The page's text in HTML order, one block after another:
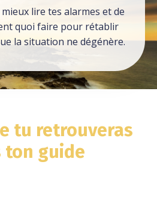
lire tes alarmes et de
quoi faire pour rétablir
la situation ne dégénère.
tu retrouveras
ton guide